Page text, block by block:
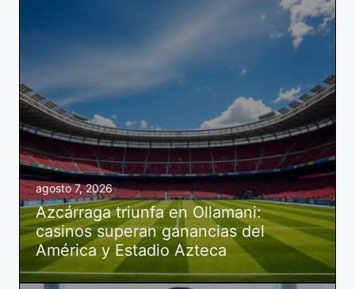
agosto 7, 2026
Azcárraga triunfa en Ollamani:
casinos superan ganancias del
América y Estadio Azteca